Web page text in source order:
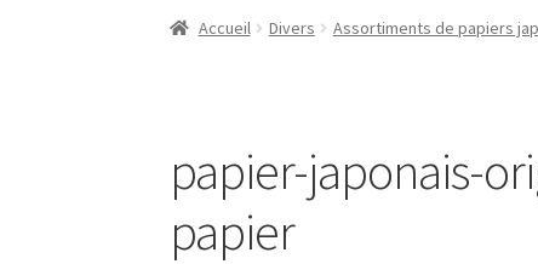
Accueil Divers Assortiments de papiers
papier-japonais-
papier